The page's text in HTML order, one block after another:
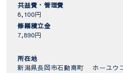
共益費・管理費
8,100円
修繕積立金
7,890円
所在地
新潟県長岡市石動南町 ホーユウ